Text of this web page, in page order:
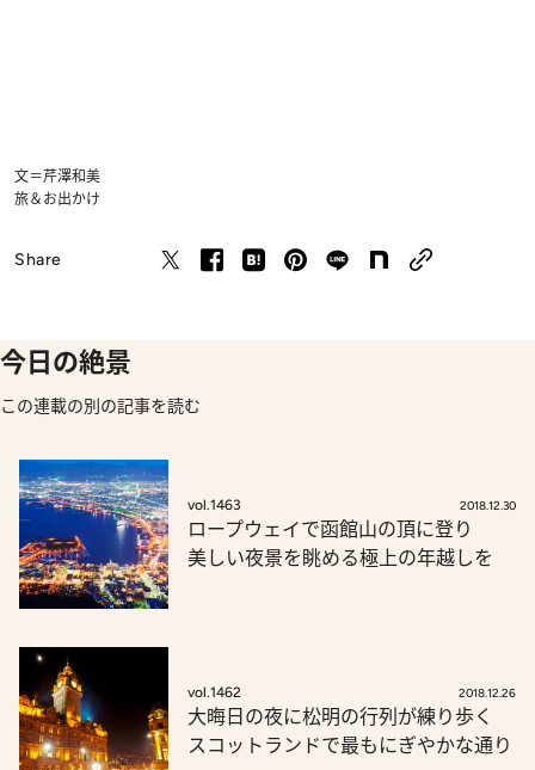
文＝芹澤和美
旅＆お出かけ
Share
今日の絶景
この連載の別の記事を読む
vol.1463 2018.12.30
ロープウェイで函館山の頂に登り
美しい夜景を眺める極上の年越しを
vol.1462 2018.12.26
大晦日の夜に松明の行列が練り歩く
スコットランドで最もにぎやかな通り